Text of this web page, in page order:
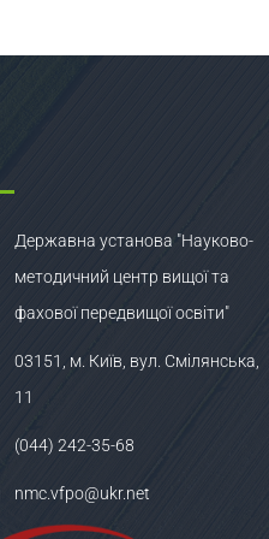
Державна установа "Науково-
методичний центр вищої та
фахової передвищої освіти"
03151, м. Київ, вул. Смілянська,
11
(044) 242-35-68
nmc.vfpo@ukr.net